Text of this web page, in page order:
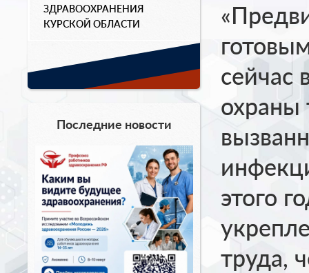
ЗДРАВООХРАНЕНИЯ
КУРСКОЙ ОБЛАСТИ
Последние новости
сейчас
охраны
этого
труда,